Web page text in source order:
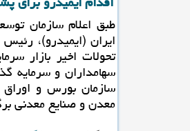
طبق اعلام سازمان
ایران (ایمیدرو)،
تحولات اخیر بازار
سهامداران و سرمایه
سازمان بورس و
معدن و صنایع معدنی